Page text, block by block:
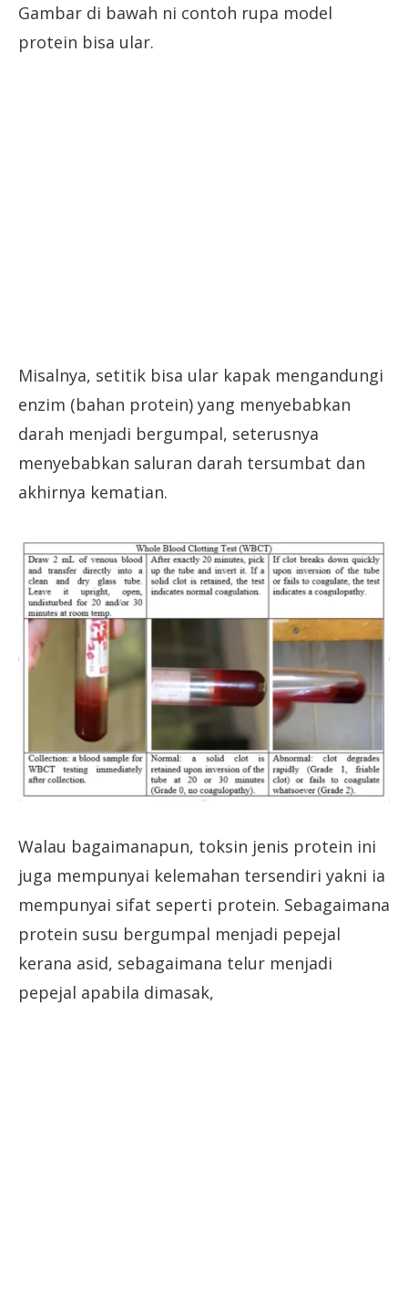
Gambar di bawah ni contoh rupa model
protein bisa ular.
Misalnya, setitik bisa ular kapak mengandungi
enzim (bahan protein) yang menyebabkan
darah menjadi bergumpal, seterusnya
menyebabkan saluran darah tersumbat dan
akhirnya kematian.
Walau bagaimanapun, toksin jenis protein ini
juga mempunyai kelemahan tersendiri yakni ia
mempunyai sifat seperti protein. Sebagaimana
protein susu bergumpal menjadi pepejal
kerana asid, sebagaimana telur menjadi
pepejal apabila dimasak,